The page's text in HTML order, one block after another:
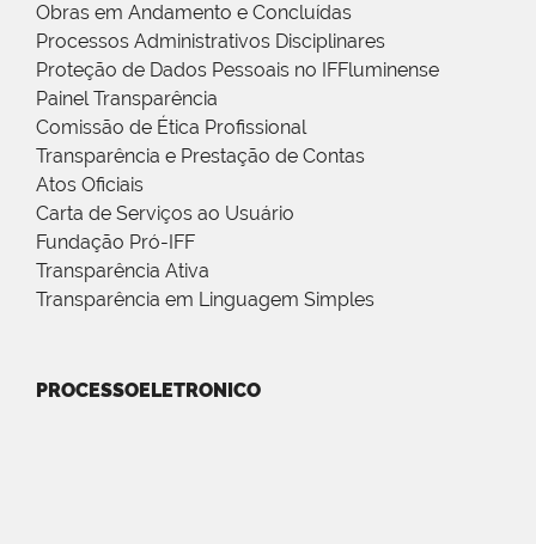
Obras em Andamento e Concluídas
Processos Administrativos Disciplinares
Proteção de Dados Pessoais no IFFluminense
Painel Transparência
Comissão de Ética Profissional
Transparência e Prestação de Contas
Atos Oficiais
Carta de Serviços ao Usuário
Fundação Pró-IFF
Transparência Ativa
Transparência em Linguagem Simples
PROCESSOELETRONICO